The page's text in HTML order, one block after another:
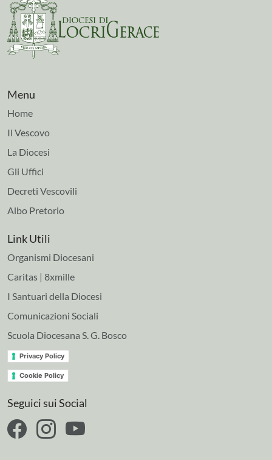
Menu
Home
Il Vescovo
La Diocesi
Gli Uffici
Decreti Vescovili
Albo Pretorio
Link Utili
Organismi Diocesani
Caritas | 8xmille
I Santuari della Diocesi
Comunicazioni Sociali
Scuola Diocesana S. G. Bosco
Privacy Policy
Cookie Policy
Seguici sui Social